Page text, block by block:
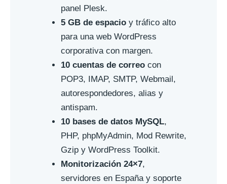
panel Plesk.
5 GB de espacio y tráfico alto
para una web WordPress
corporativa con margen.
10 cuentas de correo con
POP3, IMAP, SMTP, Webmail,
autorespondedores, alias y
antispam.
10 bases de datos MySQL,
PHP, phpMyAdmin, Mod Rewrite,
Gzip y WordPress Toolkit.
Monitorización 24×7,
servidores en España y soporte